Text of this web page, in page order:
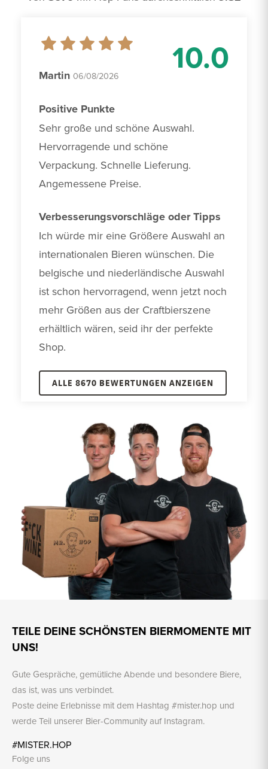
10.0
Martin 06/08/2026
Positive Punkte
Sehr große und schöne Auswahl.
Hervorragende und schöne
Verpackung. Schnelle Lieferung.
Angemessene Preise.
Verbesserungsvorschläge oder Tipps
Ich würde mir eine Größere Auswahl an
internationalen Bieren wünschen. Die
belgische und niederländische Auswahl
ist schon hervorragend, wenn jetzt noch
mehr Größen aus der Craftbierszene
erhältlich wären, seid ihr der perfekte
Shop.
ALLE 8670 BEWERTUNGEN ANZEIGEN
TEILE DEINE SCHÖNSTEN BIERMOMENTE MIT
UNS!
Gute Gespräche, gemütliche Abende und besondere Biere,
das ist, was uns verbindet.
Poste deine Erlebnisse mit dem Hashtag #mister.hop und
werde Teil unserer Bier-Community auf Instagram.
#MISTER.HOP
Folge uns